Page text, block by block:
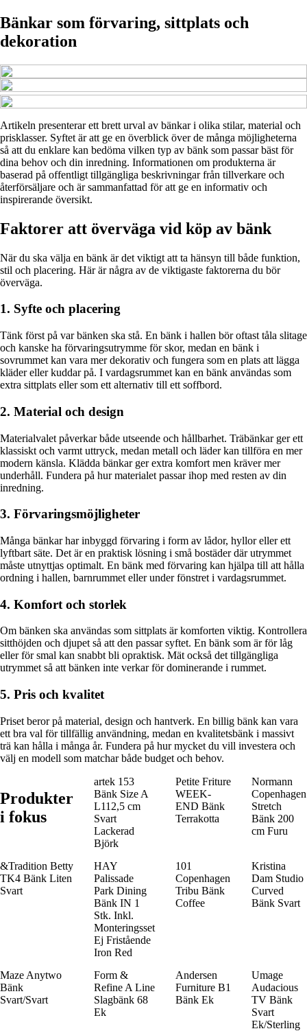
Bänkar som förvaring, sittplats och
dekoration
Artikeln presenterar ett brett urval av bänkar i olika stilar, material och
prisklasser. Syftet är att ge en överblick över de många möjligheterna
så att du enklare kan bedöma vilken typ av bänk som passar bäst för
dina behov och din inredning. Informationen om produkterna är
baserad på offentligt tillgängliga beskrivningar från tillverkare och
återförsäljare och är sammanfattad för att ge en informativ och
inspirerande översikt.
Faktorer att överväga vid köp av bänk
När du ska välja en bänk är det viktigt att ta hänsyn till både funktion,
stil och placering. Här är några av de viktigaste faktorerna du bör
överväga.
1. Syfte och placering
Tänk först på var bänken ska stå. En bänk i hallen bör oftast tåla slitage
och kanske ha förvaringsutrymme för skor, medan en bänk i
sovrummet kan vara mer dekorativ och fungera som en plats att lägga
kläder eller kuddar på. I vardagsrummet kan en bänk användas som
extra sittplats eller som ett alternativ till ett soffbord.
2. Material och design
Materialvalet påverkar både utseende och hållbarhet. Träbänkar ger ett
klassiskt och varmt uttryck, medan metall och läder kan tillföra en mer
modern känsla. Klädda bänkar ger extra komfort men kräver mer
underhåll. Fundera på hur materialet passar ihop med resten av din
inredning.
3. Förvaringsmöjligheter
Många bänkar har inbyggd förvaring i form av lådor, hyllor eller ett
lyftbart säte. Det är en praktisk lösning i små bostäder där utrymmet
måste utnyttjas optimalt. En bänk med förvaring kan hjälpa till att hålla
ordning i hallen, barnrummet eller under fönstret i vardagsrummet.
4. Komfort och storlek
Om bänken ska användas som sittplats är komforten viktig. Kontrollera
sitthöjden och djupet så att den passar syftet. En bänk som är för låg
eller för smal kan snabbt bli opraktisk. Mät också det tillgängliga
utrymmet så att bänken inte verkar för dominerande i rummet.
5. Pris och kvalitet
Priset beror på material, design och hantverk. En billig bänk kan vara
ett bra val för tillfällig användning, medan en kvalitetsbänk i massivt
trä kan hålla i många år. Fundera på hur mycket du vill investera och
välj en modell som matchar både budget och behov.
Produkter
i fokus
artek 153
Bänk Size A
L112,5 cm
Svart
Lackerad
Björk
Petite Friture
WEEK-
END Bänk
Terrakotta
Normann
Copenhagen
Stretch
Bänk 200
cm Furu
&Tradition Betty
TK4 Bänk Liten
Svart
HAY
Palissade
Park Dining
Bänk IN 1
Stk. Inkl.
Monteringsset
Ej Fristående
Iron Red
101
Copenhagen
Tribu Bänk
Coffee
Kristina
Dam Studio
Curved
Bänk Svart
Maze Anytwo
Bänk
Svart/Svart
Form &
Refine A Line
Slagbänk 68
Ek
Andersen
Furniture B1
Bänk Ek
Umage
Audacious
TV Bänk
Svart
Ek/Sterling